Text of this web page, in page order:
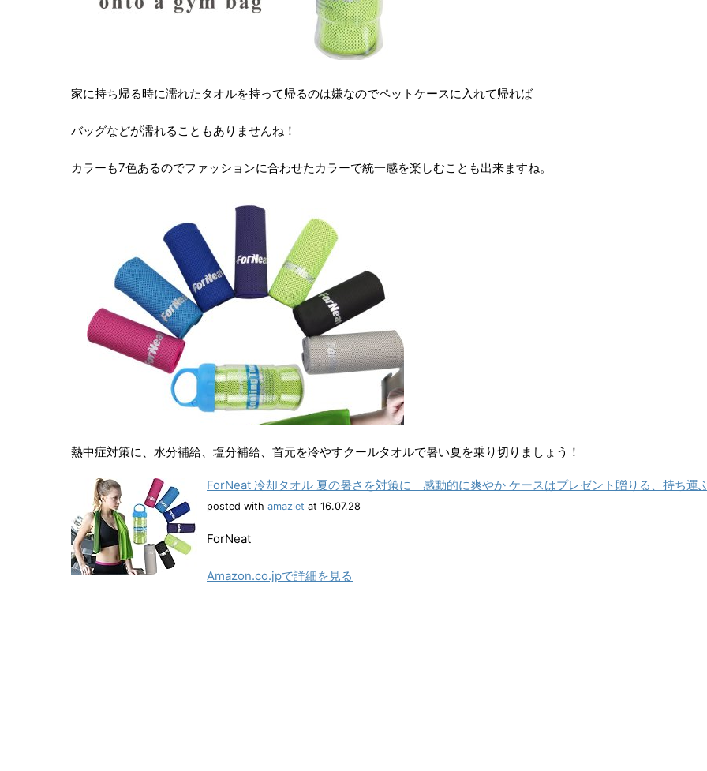
家に持ち帰る時に濡れたタオルを持って帰るのは嫌なのでペットケースに入れて帰れば
バッグなどが濡れることもありませんね！
カラーも7色あるのでファッションに合わせたカラーで統一感を楽しむことも出来ますね。
熱中症対策に、水分補給、塩分補給、首元を冷やすクールタオルで暑い夏を乗り切りましょう！
ForNeat 冷却タオル 夏の暑さを対策に 感動的に爽やか ケースはプレゼント贈りる、持ち運
posted with amazlet at 16.07.28
ForNeat
Amazon.co.jpで詳細を見る